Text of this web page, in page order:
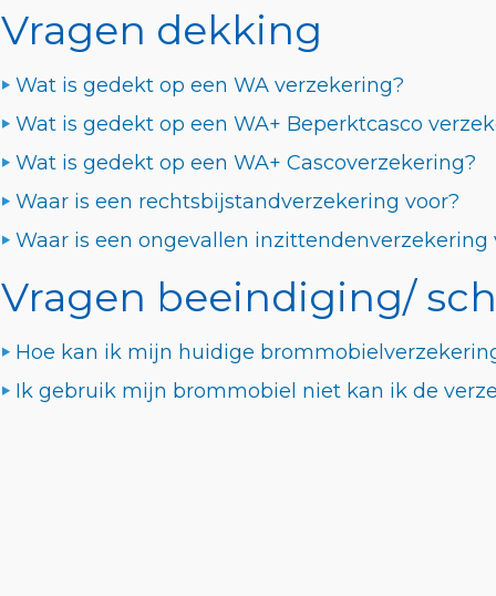
Vragen dekking
Wat is gedekt op een WA verzekering?
Wat is gedekt op een WA+ Beperktcasco
Wat is gedekt op een WA+ Cascoverzekering?
Waar is een rechtsbijstandverzekering voor?
Waar is een ongevallen inzittendenverzekering
Vragen beeindiging/
Hoe kan ik mijn huidige
Ik gebruik mijn brommobiel niet kan ik de